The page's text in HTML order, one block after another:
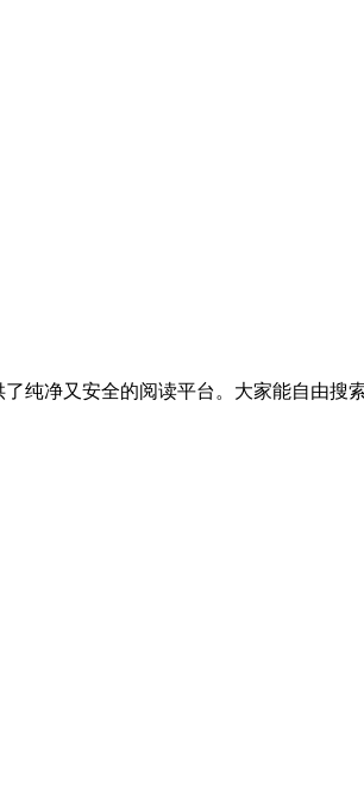
纯净又安全的阅读平台。大家能自由搜